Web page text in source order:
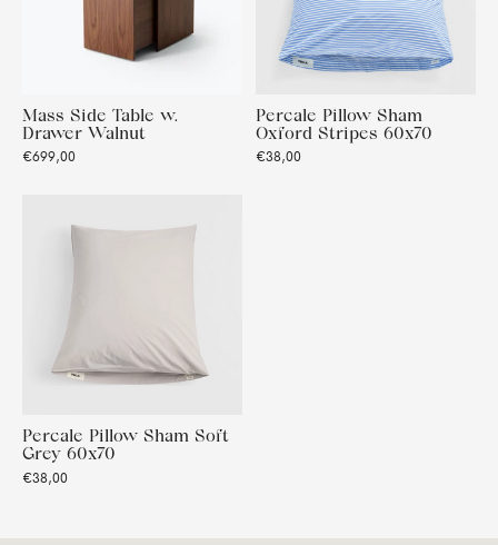
Mass Side Table w.
Drawer Walnut
€699,00
Percale Pillow Sham
Oxford Stripes 60x70
€38,00
Percale Pillow Sham Soft
Grey 60x70
€38,00